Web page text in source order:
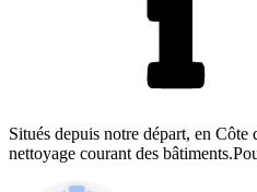
Situés depuis notre départ, en Côte
nettoyage courant des